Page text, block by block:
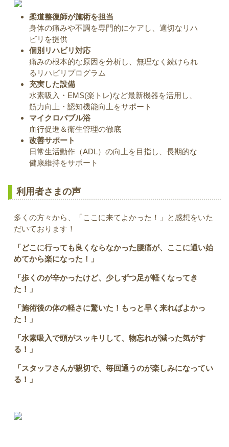
柔道整復師が施術を担当
身体の痛みや不調を専門的にケアし、適切なリハ
ビリを提供
個別リハビリ対応
痛みの根本的な原因を分析し、無理なく続けられ
るリハビリプログラム
充実した設備
水素吸入・EMS(楽トレ)など最新機器を活用し、
筋力向上・認知機能向上をサポート
マイクロバブル浴
血行促進＆衛生管理の徹底
改善サポート
日常生活動作（ADL）の向上を目指し、長期的な
健康維持をサポート
利用者さまの声
多くの方々から、「ここに来てよかった！」と感想をいた
だいております！
「どこに行っても良くならなかった腰痛が、ここに通い始
めてから楽になった！」
「歩くのが辛かったけど、少しずつ足が軽くなってき
た！」
「施術後の体の軽さに驚いた！もっと早く来ればよかっ
た！」
「水素吸入で頭がスッキリして、物忘れが減った気がす
る！」
「スタッフさんが親切で、毎回通うのが楽しみになってい
る！」